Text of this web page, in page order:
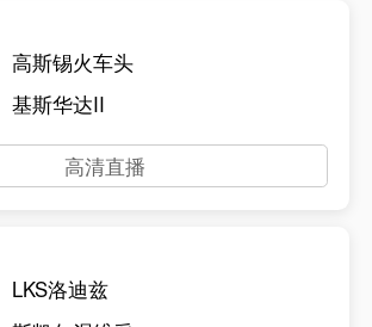
高斯锡火车头
基斯华达II
高清直播
LKS洛迪兹